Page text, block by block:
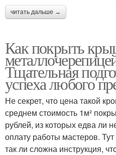
читать дальше →
Как покрыть
Тщательная
успеха любого
Не секрет, что цена такой
среднем стоимость 1м²
рублей, из которых едва ли
оплату работы мастеров.
так ли сложна инструкция,